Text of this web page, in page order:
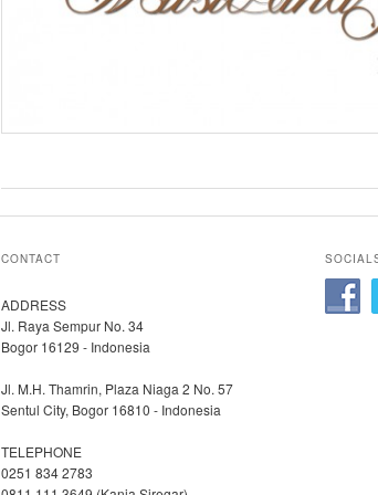
CONTACT
ADDRESS
Jl. Raya Sempur No. 34
Bogor 16129 - Indonesia
Jl. M.H. Thamrin, Plaza Niaga 2 No. 57
Sentul City, Bogor 16810 - Indonesia
TELEPHONE
0251 834 2783